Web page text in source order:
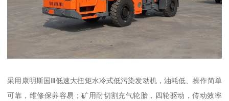
采用康明斯国Ⅲ低速大扭矩水冷式低污染发动机，油耗低、操作简单
可靠，维修保养容易；矿用耐切割充气轮胎，四轮驱动，传动效率